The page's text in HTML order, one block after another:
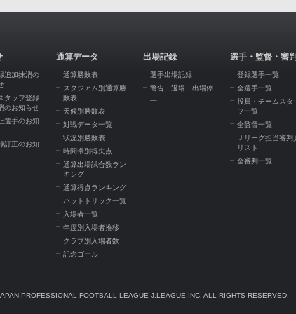
追加抹消の
タッフ登録
のお知らせ
選手のお知
訂正のお知
通算データ
通算勝敗表
スタジアム別通算勝
敗表
天候別勝敗表
対戦データ一覧
状況別勝敗表
時間帯別得失点
通算出場試合数ラン
キング
通算得点ランキング
ハットトリック一覧
入場者一覧
年度別入場者推移
クラブ別入場者数
記念ゴール
出場記録
選手出場記録
警告・退場・出場停
止
選手・監督・審判
登録選手一覧
全選手一覧
役員・チームスタ
フ一覧
全監督一覧
Ｊリーグ担当審判
リスト
全審判一覧
PROFESSIONAL FOOTBALL LEAGUE J.LEAGUE,INC. ALL RIGHTS RESERVED.